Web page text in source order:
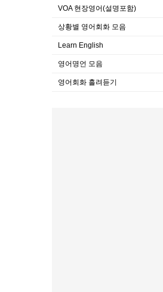
VOA 현장영어(설명포함)
상황별 영어회화 모음
Learn English
영어명언 모음
영어회화 흘려듣기